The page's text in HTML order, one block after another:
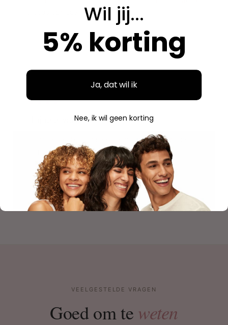
Aidan
Geverifieerde aankoop
"
"Fijne ervaring"
Duidelijke website, makkelijk bestellen en mooie
verpakking. Volgende keer weer.
S Savannah
Geverifieerde aankoop
VEELGESTELDE VRAGEN
Goed om te weten
Wil jij...
5% korting
Ja, dat wil ik
Nee, ik wil geen korting